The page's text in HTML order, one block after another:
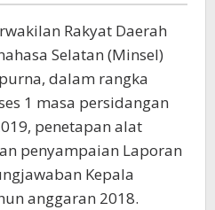
Ke
Satu
Tahun
2019
Rakyat Daerah
Selatan (Minsel)
dalam rangka
1 masa persidangan
penetapan alat
penyampaian Laporan
Kepala
anggaran 2018.